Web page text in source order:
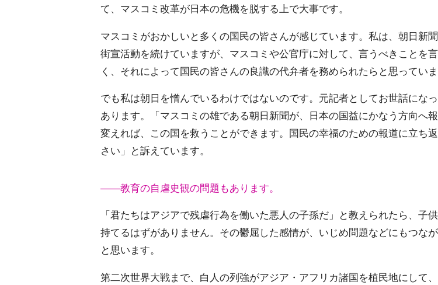
て、マスコミ改革が日本の危機を脱する上で大事です。
マスコミがおかしいと多くの国民の皆さんが感じています。私は、朝日新
街宣活動を続けていますが、マスコミや公官庁に対して、言うべきことを
く、それによって国民の皆さんの良識の代弁者を務められたらと思っていま
でも私は朝日を憎んでいるわけではないのです。元記者としてお世話にな
あります。「マスコミの雄である朝日新聞が、日本の国益にかなう方向へ
変えれば、この国を救うことができます。国民の幸福のための報道に立ち
さい」と訴えています。
――教育の自虐史観の問題もあります。
「君たちはアジアで残虐行為を働いた悪人の子孫だ」と教えられたら、子
持てるはずがありません。その鬱屈した感情が、いじめ問題などにもつな
と思います。
第二次世界大戦まで、白人の列強がアジア・アフリカ諸国を植民地にして